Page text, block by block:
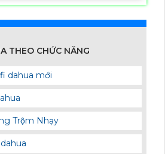
THEO CHỨC NĂNG
dahua mới
Trộm Nhạy